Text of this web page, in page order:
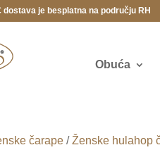
dostava je besplatna na području RH
Obuća
čarape /Ženske hulahop